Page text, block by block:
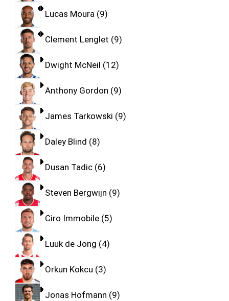
Lucas Moura 9
Clement Lenglet 9
Dwight McNeil 12
Anthony Gordon 9
James Tarkowski 9
Daley Blind 8
Dusan Tadic 6
Steven Bergwijn 9
Ciro Immobile 5
Luuk de Jong 4
Orkun Kokcu 3
Jonas Hofmann 9